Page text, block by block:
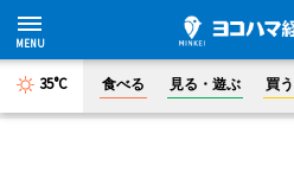
35°C 食べる 見る・遊ぶ 買う